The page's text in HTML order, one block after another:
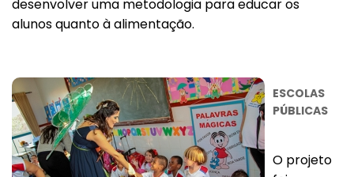
desenvolver uma metodologia para educar os
alunos quanto à alimentação.
ESCOLAS
PÚBLICAS
O projeto